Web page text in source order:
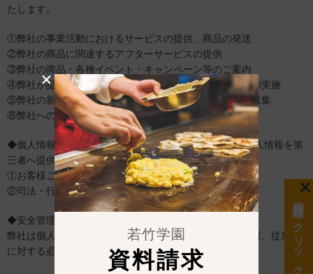
たします。
①弊社の事業活動におけるサービスの提供、商品の発送
②弊社の商品に関連するアフターサービスの提供
③弊社の商品・各種イベント・キャンペーン等のご案内
④弊社が提供する商品・サービス等に関するアンケートの実施
⑤弊社の新商品開発・サービスの向上を目的とした情報収集
⑥弊社へのお問い合わせ・依頼等への対応
◆個人情報の第三者への提供 弊社は次の目的以外では個人情報を第
三者へ提供いたしません。
①お客様ご本人の同意がある場合
②司法・行政当局等の要請に基づき開示する場合
◆安全管理措置
弊社は個人データの安全管理のために必要かつ適切な措置、従業員
に対する必要かつ適切な監督を行います。
資料請求をクリック
若竹学園
資料請求